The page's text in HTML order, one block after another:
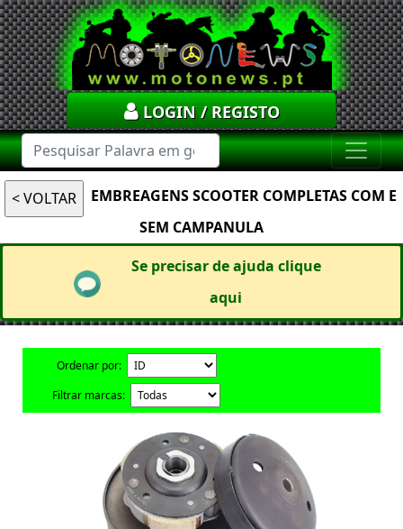
LOGIN / REGISTO
EMBREAGENS SCOOTER COMPLETAS COM E
SEM CAMPANULA
Se precisar de ajuda clique
aqui
Ordenar por:
Filtrar marcas: